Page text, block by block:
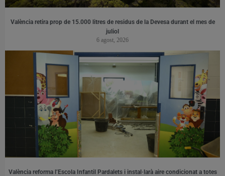
València retira prop de 15.000 litres de residus de la Devesa durant el mes de
juliol
6 agost, 2026
València reforma l’Escola Infantil Pardalets i instal·larà aire condicionat a totes